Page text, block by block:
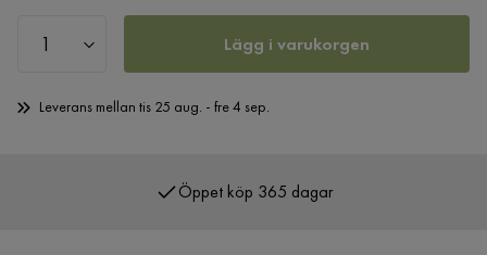
Lägg i varukorgen
Leverans mellan tis 25 aug. - fre 4 sep.
Över 400 000 nöjda kunder